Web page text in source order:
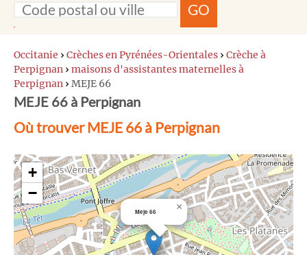
GO
Occitanie › Crèches en Pyrénées-Orientales › Crèche à
Perpignan › maisons d'assistantes maternelles à
Perpignan › MEJE 66
MEJE 66 à Perpignan
Où trouver MEJE 66 à Perpignan
Meje 66 ×
+
−